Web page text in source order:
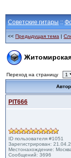
Советские гитары ::
<< Предыдущая тема |
Житомирская
Переход на страницу
Автор
PIT666
ID пользователя #1051
Зарегистрирован:
Местонахождение:
Сообщений: 3696